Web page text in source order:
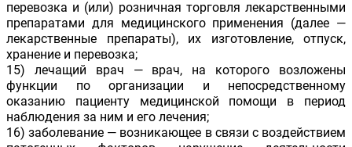
перевозка и (или) розничная торговля лекарственными
препаратами для медицинского применения (далее —
лекарственные препараты), их изготовление, отпуск,
хранение и перевозка;
15) лечащий врач — врач, на которого возложены
функции по организации и непосредственному
оказанию пациенту медицинской помощи в период
наблюдения за ним и его лечения;
16) заболевание — возникающее в связи с воздействием